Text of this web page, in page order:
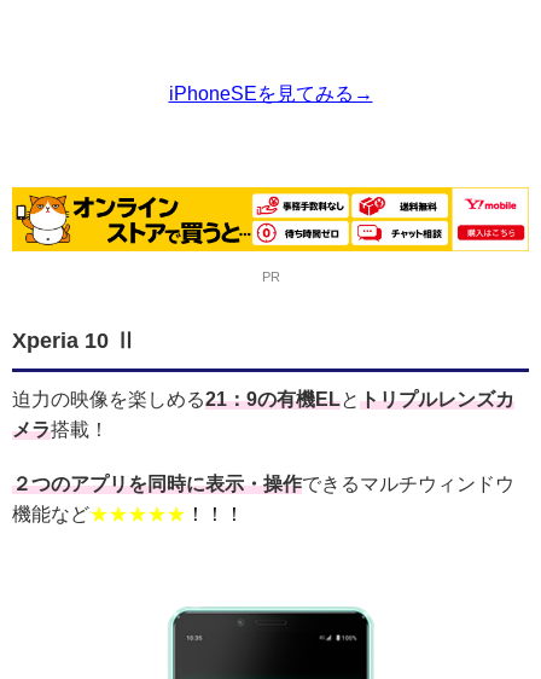
iPhoneSEを見てみる→
PR
Xperia 10 Ⅱ
迫力の映像を楽しめる21：9の有機ELとトリプルレンズカ
メラ搭載！
２つのアプリを同時に表示・操作できるマルチウィンドウ
機能など★★★★★ ！！！